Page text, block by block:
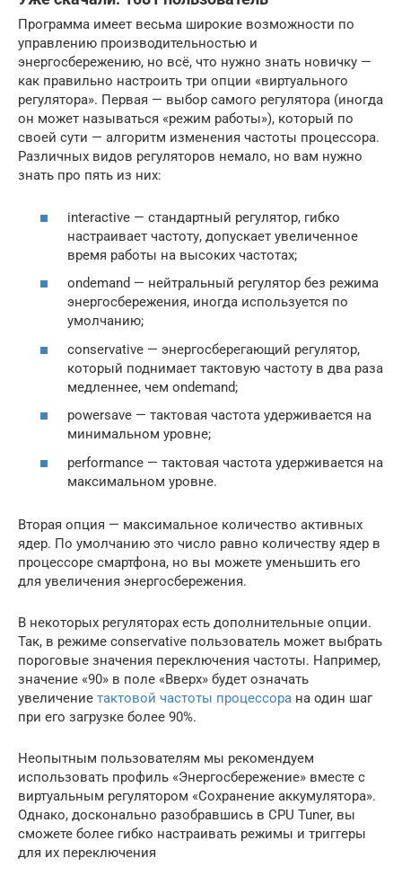
Программа имеет весьма широкие возможности по
управлению производительностью и
энергосбережению, но всё, что нужно знать новичку —
как правильно настроить три опции «виртуального
регулятора». Первая — выбор самого регулятора (иногда
он может называться «режим работы»), который по
своей сути — алгоритм изменения частоты процессора.
Различных видов регуляторов немало, но вам нужно
знать про пять из них:
interactive — стандартный регулятор, гибко
настраивает частоту, допускает увеличенное
время работы на высоких частотах;
ondemand — нейтральный регулятор без режима
энергосбережения, иногда используется по
умолчанию;
conservative — энергосберегающий регулятор,
который поднимает тактовую частоту в два раза
медленнее, чем ondemand;
powersave — тактовая частота удерживается на
минимальном уровне;
performance — тактовая частота удерживается на
максимальном уровне.
Вторая опция — максимальное количество активных
ядер. По умолчанию это число равно количеству ядер в
процессоре смартфона, но вы можете уменьшить его
для увеличения энергосбережения.
В некоторых регуляторах есть дополнительные опции.
Так, в режиме conservative пользователь может выбрать
пороговые значения переключения частоты. Например,
значение «90» в поле «Вверх» будет означать
увеличение тактовой частоты процессора на один шаг
при его загрузке более 90%.
Неопытным пользователям мы рекомендуем
использовать профиль «Энергосбережение» вместе с
виртуальным регулятором «Сохранение аккумулятора».
Однако, досконально разобравшись в CPU Tuner, вы
сможете более гибко настраивать режимы и триггеры
для их переключения